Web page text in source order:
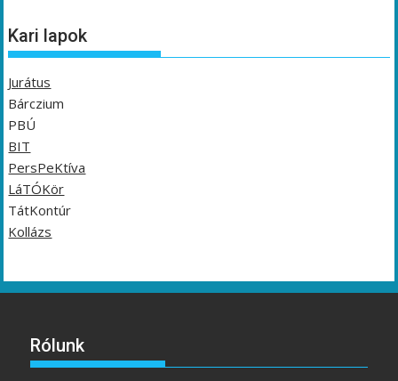
Kari lapok
Jurátus
Bárczium
PBÚ
BIT
PersPeKtíva
LáTÓKör
TátKontúr
Kollázs
Rólunk